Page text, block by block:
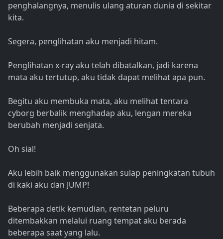
penghalangnya, menulis ulang aturan dunia di sekitar
kita.
Segera, penglihatan aku menjadi hitam.
Penglihatan x-ray aku telah dibatalkan, jadi karena
mata aku tertutup, aku tidak dapat melihat apa pun.
Begitu aku membuka mata, aku melihat tentara
cyborg berbalik menghadap aku, lengan mereka
berubah menjadi senjata.
Oh sial!
Aku lebih baik menggunakan sulap peningkatan tubuh
di kaki aku dan JUMP!
Beberapa detik kemudian, rentetan peluru
ditembakkan melalui ruang tempat aku berada
beberapa saat yang lalu.